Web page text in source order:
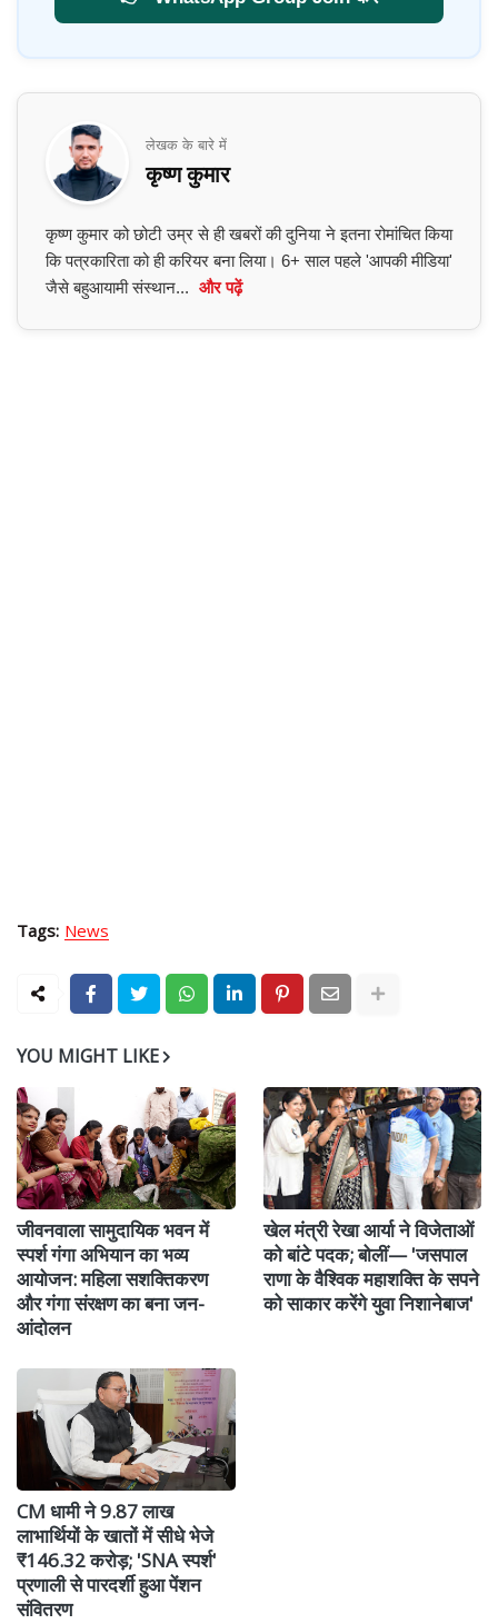
लेखक के बारे में
कृष्ण कुमार
कृष्ण कुमार को छोटी उम्र से ही खबरों की दुनिया ने इतना रोमांचित किया
कि पत्रकारिता को ही करियर बना लिया। 6+ साल पहले 'आपकी मीडिया'
जैसे बहुआयामी संस्थान... और पढ़ें
Tags: News
YOU MIGHT LIKE
जीवनवाला सामुदायिक भवन में
स्पर्श गंगा अभियान का भव्य
आयोजन: महिला सशक्तिकरण
और गंगा संरक्षण का बना जन-
आंदोलन
खेल मंत्री रेखा आर्या ने विजेताओं
को बांटे पदक; बोलीं— 'जसपाल
राणा के वैश्विक महाशक्ति के सपने
को साकार करेंगे युवा निशानेबाज'
CM धामी ने 9.87 लाख
लाभार्थियों के खातों में सीधे भेजे
₹146.32 करोड़; 'SNA स्पर्श'
प्रणाली से पारदर्शी हुआ पेंशन
संवितरण